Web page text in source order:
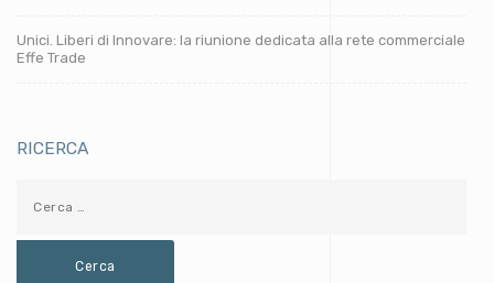
Unici. Liberi di Innovare: la riunione dedicata alla rete commerciale
Effe Trade
RICERCA